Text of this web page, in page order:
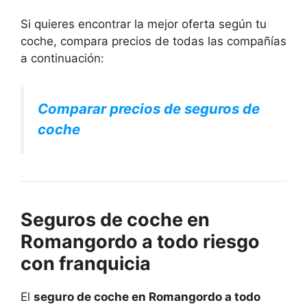
Si quieres encontrar la mejor oferta según tu
coche, compara precios de todas las compañías
a continuación:
Comparar precios de seguros de
coche
Seguros de coche en
Romangordo a todo riesgo
con franquicia
El seguro de coche en Romangordo a todo